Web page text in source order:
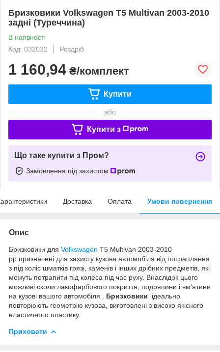
Бризковики Volkswagen T5 Multivan 2003-2010
задні (Туреччина)
В наявності
Код: 032032
Роздріб
1 160,94 ₴/комплект
Купити
або
Купити з
Що таке купити з Пром?
Замовлення під захистом
Доставка Оплата Умови повернення
Опис
Бризковики для Volkswagen T5 Multivan 2003-2010
рр призначені для захисту кузова автомобіля від потрапляння
з під коліс шматків грязі, каменів і інших дрібних предметів, які
можуть потрапити під колеса під час руху. Внаслідок цього
можливі сколи лакофарбового покриття, подряпини і вм'ятини
на кузові вашого автомобіля . Бризковики ідеально
повторюють геометрію кузова, виготовлені з високо якісного
еластичного пластику.
Приховати